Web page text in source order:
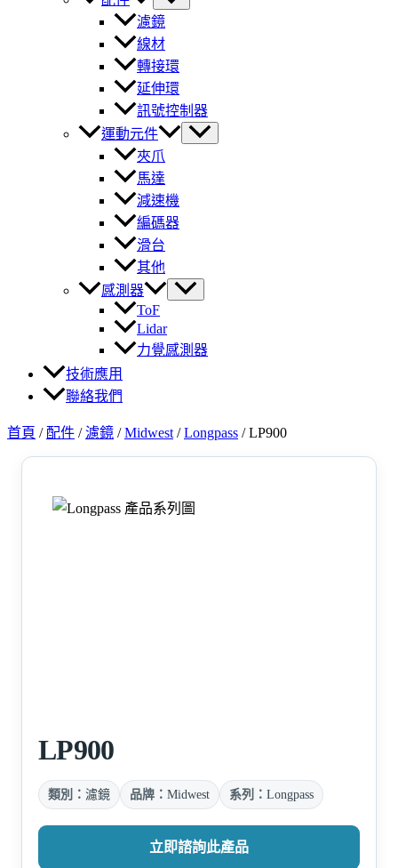
濾鏡
線材
轉接環
延伸環
訊號控制器
運動元件
夾爪
馬達
減速機
編碼器
滑台
其他
感測器
ToF
Lidar
力覺感測器
技術應用
聯絡我們
首頁 / 配件 /濾鏡 /Midwest /Longpass /LP900
LP900
類別： 濾鏡 品牌： Midwest 系列： Longpass
立即諮詢此產品